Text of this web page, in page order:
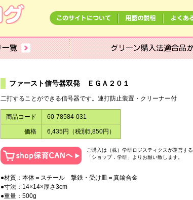
ファースト信号器双発 ＥＧＡ２０１
二打することができる信号器です。連打防止装置・クリーナー付
商品コード 60-78584-031
価格 6,435円（税別5,850円）
ご購入は（株）学研ロジスティクスが運営する
「ショップ．学研」よりお願い致します。
●材質：本体＝スチール 撃鉄・受け皿＝真鍮合金
●寸法：14×14×厚さ3cm
●重量：500g